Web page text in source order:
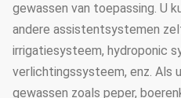
gewassen van toepassing. U
andere assistentsystemen
irrigatiesysteem, hydroponic
verlichtingssysteem, enz. Als
gewassen zoals peper,